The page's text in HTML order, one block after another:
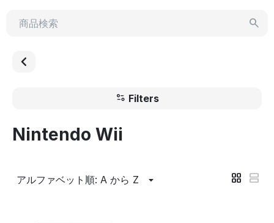
Filters
Nintendo Wii
アルファベット順: A から Z